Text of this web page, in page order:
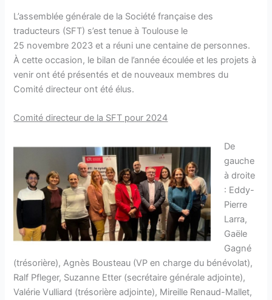
L’assemblée générale de la Société française des
traducteurs (SFT) s’est tenue à Toulouse le
25 novembre 2023 et a réuni une centaine de personnes.
À cette occasion, le bilan de l’année écoulée et les projets à
venir ont été présentés et de nouveaux membres du
Comité directeur ont été élus.
Comité directeur de la SFT pour 2024
De
gauche
à droite
: Eddy-
Pierre
Larra,
Gaële
Gagné
(trésorière), Agnès Bousteau (VP en charge du bénévolat),
Ralf Pfleger, Suzanne Etter (secrétaire générale adjointe),
Valérie Vulliard (trésorière adjointe), Mireille Renaud-Mallet,